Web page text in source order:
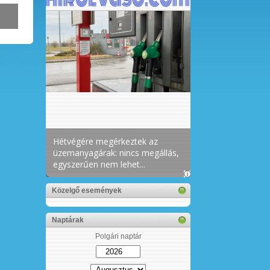
Közelgő események
Naptárak
Polgári naptár